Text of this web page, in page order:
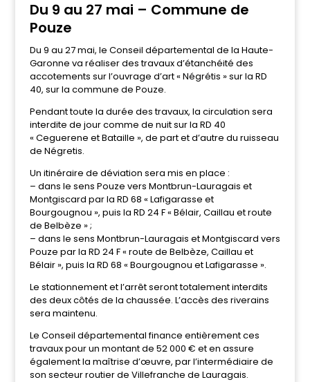
Du 9 au 27 mai – Commune de
Pouze
Du 9 au 27 mai, le Conseil départemental de la Haute-
Garonne va réaliser des travaux d’étanchéité des
accotements sur l’ouvrage d’art « Négrétis » sur la RD
40, sur la commune de Pouze.
Pendant toute la durée des travaux, la circulation sera
interdite de jour comme de nuit sur la RD 40
« Ceguerene et Bataille », de part et d’autre du ruisseau
de Négretis.
Un itinéraire de déviation sera mis en place :
– dans le sens Pouze vers Montbrun-Lauragais et
Montgiscard par la RD 68 « Lafigarasse et
Bourgougnou », puis la RD 24 F « Bélair, Caillau et route
de Belbèze » ;
– dans le sens Montbrun-Lauragais et Montgiscard vers
Pouze par la RD 24 F « route de Belbèze, Caillau et
Bélair », puis la RD 68 « Bourgougnou et Lafigarasse ».
Le stationnement et l’arrêt seront totalement interdits
des deux côtés de la chaussée. L’accès des riverains
sera maintenu.
Le Conseil départemental finance entièrement ces
travaux pour un montant de 52 000 € et en assure
également la maîtrise d’œuvre, par l’intermédiaire de
son secteur routier de Villefranche de Lauragais.